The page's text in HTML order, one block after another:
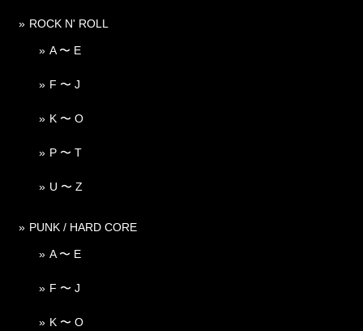
ROCK N' ROLL
A 〜 E
F 〜 J
K 〜 O
P 〜 T
U 〜 Z
PUNK / HARD CORE
A 〜 E
F 〜 J
K 〜 O